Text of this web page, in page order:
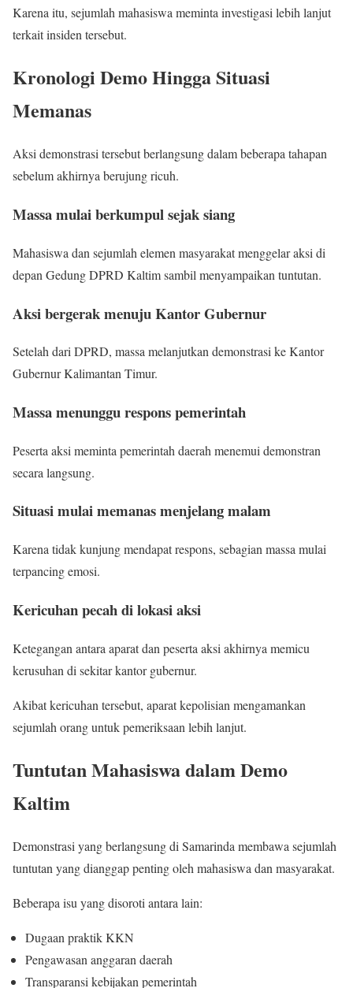
Karena itu, sejumlah mahasiswa meminta investigasi lebih lanjut
terkait insiden tersebut.
Kronologi Demo Hingga Situasi
Memanas
Aksi demonstrasi tersebut berlangsung dalam beberapa tahapan
sebelum akhirnya berujung ricuh.
Massa mulai berkumpul sejak siang
Mahasiswa dan sejumlah elemen masyarakat menggelar aksi di
depan Gedung DPRD Kaltim sambil menyampaikan tuntutan.
Aksi bergerak menuju Kantor Gubernur
Setelah dari DPRD, massa melanjutkan demonstrasi ke Kantor
Gubernur Kalimantan Timur.
Massa menunggu respons pemerintah
Peserta aksi meminta pemerintah daerah menemui demonstran
secara langsung.
Situasi mulai memanas menjelang malam
Karena tidak kunjung mendapat respons, sebagian massa mulai
terpancing emosi.
Kericuhan pecah di lokasi aksi
Ketegangan antara aparat dan peserta aksi akhirnya memicu
kerusuhan di sekitar kantor gubernur.
Akibat kericuhan tersebut, aparat kepolisian mengamankan
sejumlah orang untuk pemeriksaan lebih lanjut.
Tuntutan Mahasiswa dalam Demo
Kaltim
Demonstrasi yang berlangsung di Samarinda membawa sejumlah
tuntutan yang dianggap penting oleh mahasiswa dan masyarakat.
Beberapa isu yang disoroti antara lain:
Dugaan praktik KKN
Pengawasan anggaran daerah
Transparansi kebijakan pemerintah